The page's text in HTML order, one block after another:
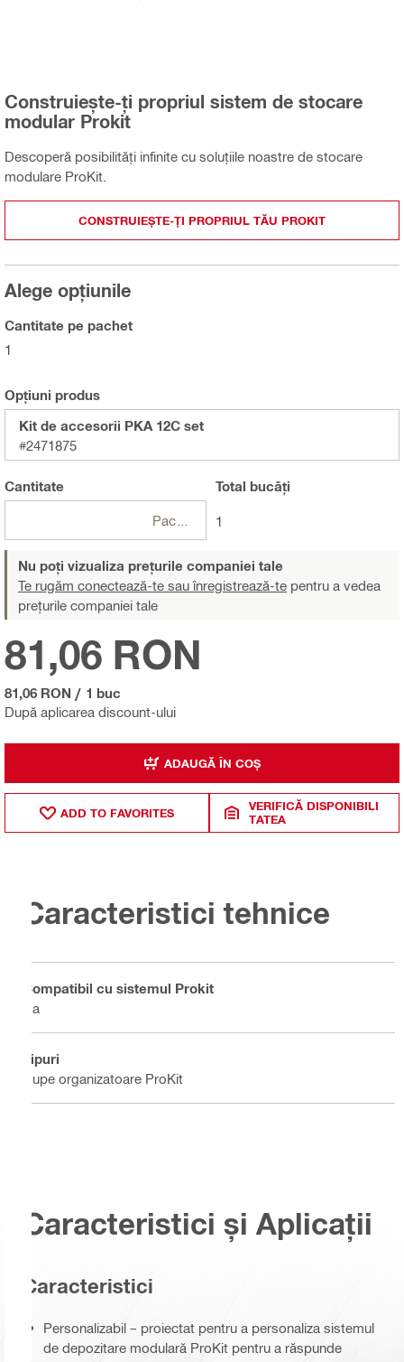
Construiește-ți propriul sistem de stocare
modular Prokit
Descoperă posibilități infinite cu soluțiile noastre de stocare
modulare ProKit.
CONSTRUIEȘTE-ȚI PROPRIUL TĂU PROKIT
Alege opțiunile
Cantitate pe pachet
1
Opțiuni produs
Kit de accesorii PKA 12C set
#2471875
Cantitate Total bucăți
1
Nu poți vizualiza prețurile companiei tale
Te rugăm conectează-te sau înregistrează-te pentru a vedea
prețurile companiei tale
După aplicarea discount-ului
81,06 RON
81,06 RON / 1 buc
ADAUGĂ ÎN COȘ
ADD TO FAVORITES
VERIFICĂ DISPONIBILI
TATEA
Caracteristici tehnice
Compatibil cu sistemul Prokit
Da
Tipuri
Cupe organizatoare ProKit
Caracteristici și Aplicații
Caracteristici
Personalizabil – proiectat pentru a personaliza sistemul
de depozitare modulară ProKit pentru a răspunde